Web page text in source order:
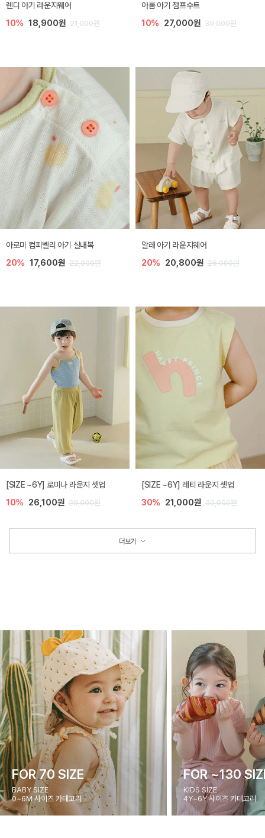
렌디 아기 라운지웨어
10% 18,900원 21,000원
아롬 아기 점프수트
10% 27,000원 30,000원
아로미 컴피벨리 아기 실내복
20% 17,600원 22,000원
알레 아기 라운지웨어
20% 20,800원 26,000원
[SIZE ~6Y] 로미나 라운지 셋업
10% 26,100원 29,000원
[SIZE ~6Y] 레티 라운지 셋업
30% 21,000원 30,000원
더보기
FOR 70 SIZE
BABY SIZE
0~6M 사이즈 카테고리
FOR ~130
KIDS SIZE
4Y~6Y 사이즈 카테고리